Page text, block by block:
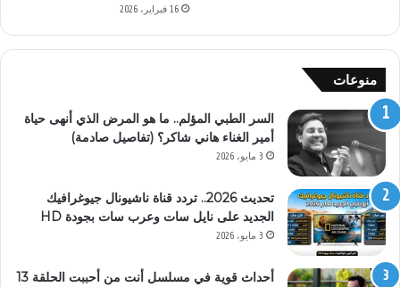
16 فبراير، 2026
منوعات
السر الطبي المؤلم.. ما هو المرض الذي أنهى حياة
أمير الغناء هاني شاكر؟ (تفاصيل صادمة)
3 مايو، 2026
تحديث 2026.. تردد قناة ناشيونال جيوغرافيك
الجديد على نايل سات وعرب سات بجودة HD
3 مايو، 2026
أحداث قوية في مسلسل أنت من أحببت الحلقة 13